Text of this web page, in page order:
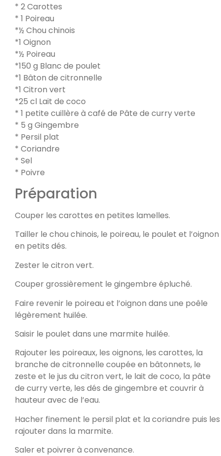
* 2 Carottes
* 1 Poireau
*½ Chou chinois
*1 Oignon
*½ Poireau
*150 g Blanc de poulet
*1 Bâton de citronnelle
*1 Citron vert
*25 cl Lait de coco
* 1 petite cuillère à café de Pâte de curry verte
* 5 g Gingembre
* Persil plat
* Coriandre
* Sel
* Poivre
Préparation
Couper les carottes en petites lamelles.
Tailler le chou chinois, le poireau, le poulet et l’oignon
en petits dés.
Zester le citron vert.
Couper grossièrement le gingembre épluché.
Faire revenir le poireau et l’oignon dans une poêle
légèrement huilée.
Saisir le poulet dans une marmite huilée.
Rajouter les poireaux, les oignons, les carottes, la
branche de citronnelle coupée en bâtonnets, le
zeste et le jus du citron vert, le lait de coco, la pâte
de curry verte, les dés de gingembre et couvrir à
hauteur avec de l’eau.
Hacher finement le persil plat et la coriandre puis les
rajouter dans la marmite.
Saler et poivrer à convenance.